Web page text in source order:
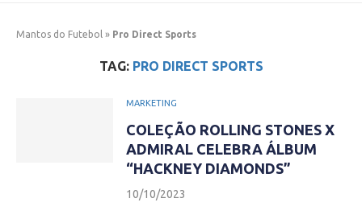
Mantos do Futebol » Pro Direct Sports
TAG: PRO DIRECT SPORTS
MARKETING
COLEÇÃO ROLLING STONES X
ADMIRAL CELEBRA ÁLBUM
“HACKNEY DIAMONDS”
10/10/2023